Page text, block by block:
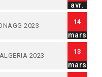
avr.
2023
14
mars
2023
13
mars